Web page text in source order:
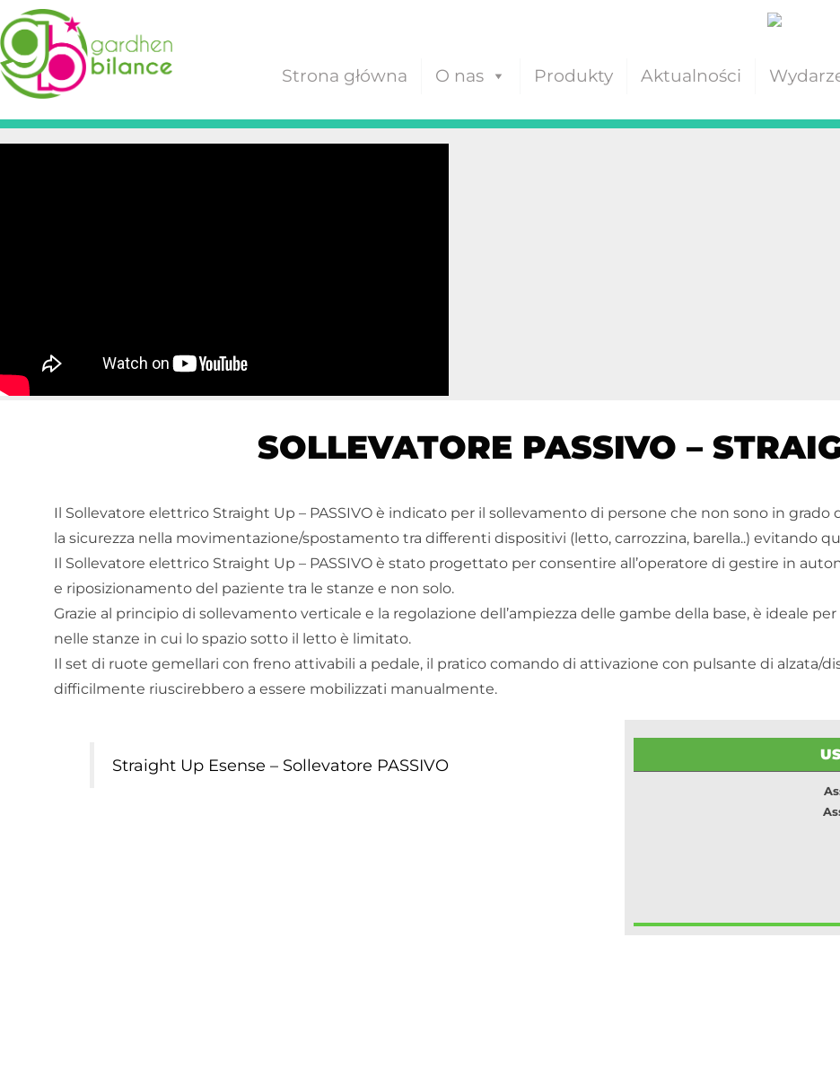
Strona główna O nas Produkty Aktualności
SOLLEVATORE PASSIVO –
Il Sollevatore elettrico Straight Up – PASSIVO è indicato per il sollevamento di persone che non sono in
la sicurezza nella movimentazione/spostamento tra differenti dispositivi (letto, carrozzina, barella..) evitando
Il Sollevatore elettrico Straight Up – PASSIVO è stato progettato per consentire all’operatore di gestire in
e riposizionamento del paziente tra le stanze e non solo.
Grazie al principio di sollevamento verticale e la regolazione dell’ampiezza delle gambe della base, è ideale
nelle stanze in cui lo spazio sotto il letto è limitato.
Il set di ruote gemellari con freno attivabili a pedale, il pratico comando di attivazione con pulsante di alzata/
difficilmente riuscirebbero a essere mobilizzati manualmente.
Straight Up Esense – Sollevatore PASSIVO